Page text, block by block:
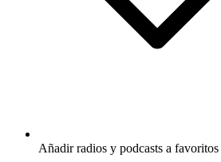
Añadir radios y podcasts a favoritos